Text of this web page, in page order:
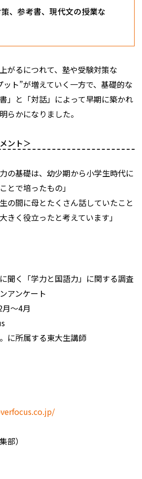
、参考書、現代文の授業な
がるにつれて、塾や受験対策な
ット”が増えていく一方で、基礎的な
」と「対話」によって早期に築かれ
らかになりました。
ント＞
の基礎は、幼少期から小学生時代に
とで培ったもの」
の間に母とたくさん話していたこと
きく役立ったと考えています」
聞く「学力と国語力」に関する調査
アンケート
〜4月
に所属する東大生講師
部）